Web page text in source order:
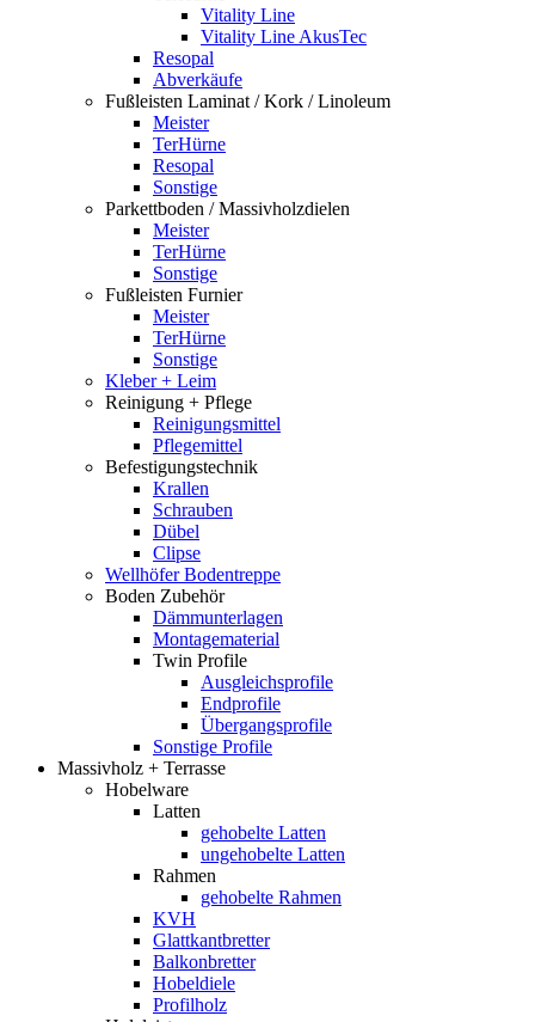
Vitality Line
Vitality Line AkusTec
Resopal
Abverkäufe
Fußleisten Laminat / Kork / Linoleum
Meister
TerHürne
Resopal
Sonstige
Parkettboden / Massivholzdielen
Meister
TerHürne
Sonstige
Fußleisten Furnier
Meister
TerHürne
Sonstige
Kleber + Leim
Reinigung + Pflege
Reinigungsmittel
Pflegemittel
Befestigungstechnik
Krallen
Schrauben
Dübel
Clipse
Wellhöfer Bodentreppe
Boden Zubehör
Dämmunterlagen
Montagematerial
Twin Profile
Ausgleichsprofile
Endprofile
Übergangsprofile
Sonstige Profile
Massivholz + Terrasse
Hobelware
Latten
gehobelte Latten
ungehobelte Latten
Rahmen
gehobelte Rahmen
KVH
Glattkantbretter
Balkonbretter
Hobeldiele
Profilholz